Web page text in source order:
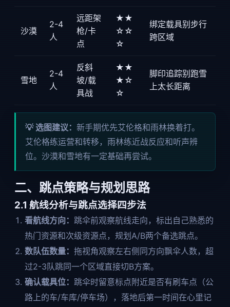
沙漠
2-4
人
远距架
枪/卡
点
★★
☆☆
☆
绑定载具别步行
跨区域
雪地
2-4
人
反斜
坡/载
具战
★★
★☆
☆
脚印追踪别跑雪
上太长距离
💡 选图建议： 新手期优先艾伦格和雨林换着打。
艾伦格练运营和转移，雨林练近战反应和听声辨
位。沙漠和雪地有一定基础再尝试。
二、跳点策略与规划思路
2.1 航线分析与跳点选择四步法
看航线方向： 跳伞前观察航线走向，标出自己熟悉的
热门资源和次级资源点，规划A/B两个备选跳点。
数队伍数量： 拖视角观察左右侧同方向飘伞人数，超
过2-3队跳同一个区域直接切B方案。
确认载具位： 跳伞时留意标点附近是否有刷车点（公
路上的车/车库/停车场），落地后第一时间在心里记